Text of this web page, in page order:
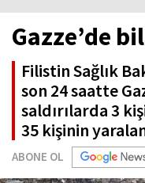
Gazze’de
Filistin Sağlık
son 24 saatte
saldırılarda 3
35 kişinin
ABONE OL